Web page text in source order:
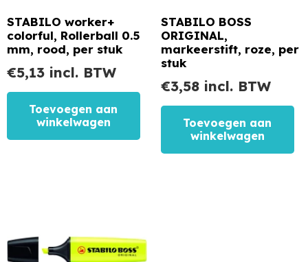
STABILO worker+
colorful, Rollerball 0.5
mm, rood, per stuk
€5,13 incl. BTW
Toevoegen aan
winkelwagen
STABILO BOSS
ORIGINAL,
markeerstift, roze, per
stuk
€3,58 incl. BTW
Toevoegen aan
winkelwagen